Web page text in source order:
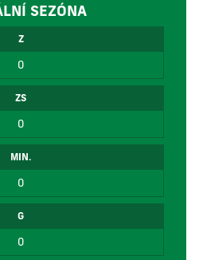
SEZÓNA
Z
0
ZS
0
MIN.
0
G
0